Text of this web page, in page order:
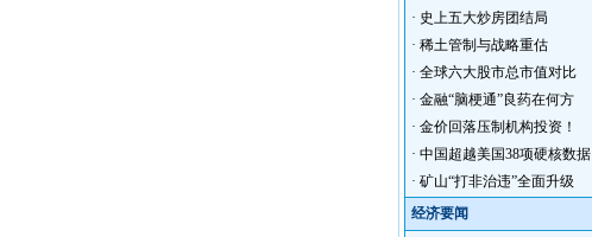
· 史上五大炒房团结局
· 稀土管制与战略重估
· 全球六大股市总市值对比
· 金融“脑梗通”良药在何方
· 金价回落压制机构投资！
· 中国超越美国38项硬核数据
· 矿山“打非治违”全面升级
经济要闻